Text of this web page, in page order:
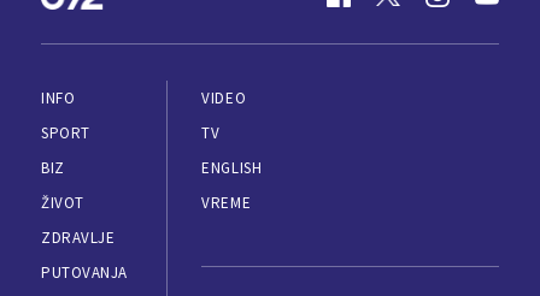
INFO
SPORT
BIZ
ŽIVOT
ZDRAVLJE
PUTOVANJA
VIDEO
TV
ENGLISH
VREME